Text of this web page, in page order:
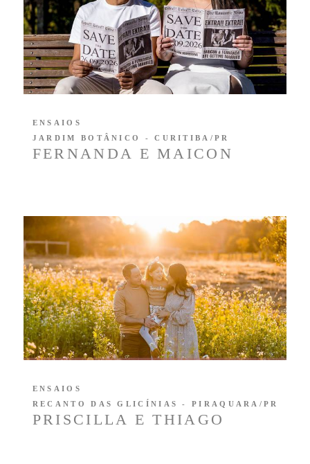
FERNANDA E MAICON
ENSAIOS
JARDIM BOTÂNICO - CURITIBA/PR
PRISCILLA E THIAGO
ENSAIOS
RECANTO DAS GLICÍNIAS - PIRAQUARA/PR